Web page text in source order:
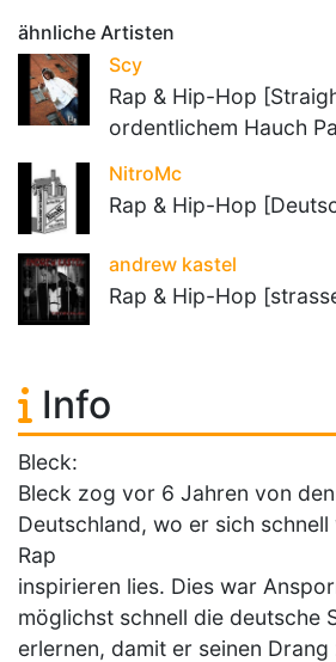
ähnliche Artisten
Scy
Rap & Hip-Hop
ordentlichem Hauch
NitroMc
Rap & Hip-Hop
andrew kastel
Rap & Hip-Hop
Info
Bleck:
Bleck zog vor 6 Jahren von
Deutschland, wo er sich
Rap
inspirieren lies. Dies war
möglichst schnell die deutsche
erlernen, damit er seinen Drang